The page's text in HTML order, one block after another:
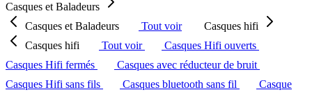
Casques et Baladeurs
Casques et Baladeurs
Tout voir
Casques hifi
Casques hifi
Tout voir
Casques Hifi ouverts
Casques Hifi fermés
Casques avec réducteur de bruit
Casques Hifi sans fils
Casques bluetooth sans fil
Casque